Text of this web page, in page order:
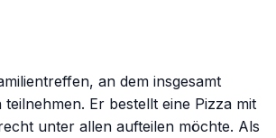
an dem insgesamt
Er bestellt eine Pizza mit
unter allen aufteilen möchte. Als